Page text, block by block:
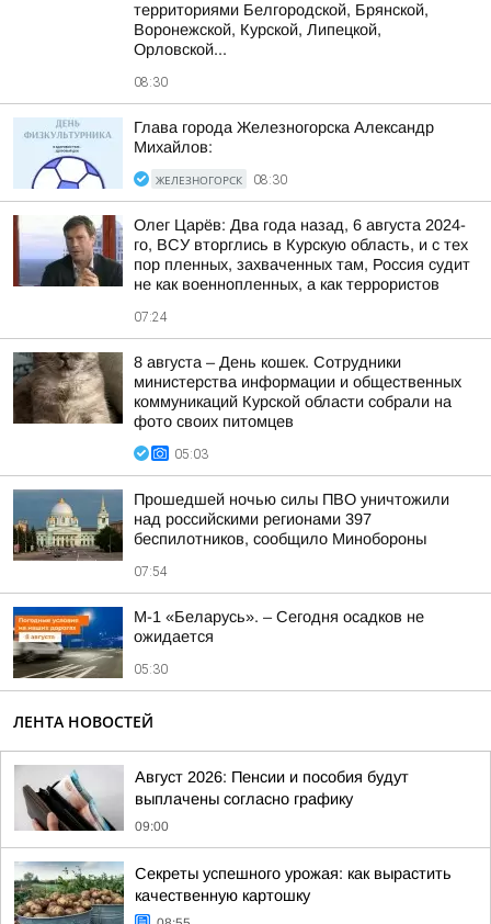
территориями Белгородской, Брянской,
Воронежской, Курской, Липецкой,
Орловской...
08:30
Глава города Железногорска Александр
Михайлов:
ЖЕЛЕЗНОГОРСК 08:30
Олег Царёв: Два года назад, 6 августа 2024-
го, ВСУ вторглись в Курскую область, и с тех
пор пленных, захваченных там, Россия судит
не как военнопленных, а как террористов
07:24
8 августа – День кошек. Сотрудники
министерства информации и общественных
коммуникаций Курской области собрали на
фото своих питомцев
05:03
Прошедшей ночью силы ПВО уничтожили
над российскими регионами 397
беспилотников, сообщило Минобороны
07:54
М-1 «Беларусь». – Сегодня осадков не
ожидается
05:30
ЛЕНТА НОВОСТЕЙ
Август 2026: Пенсии и пособия будут
выплачены согласно графику
09:00
Секреты успешного урожая: как вырастить
качественную картошку